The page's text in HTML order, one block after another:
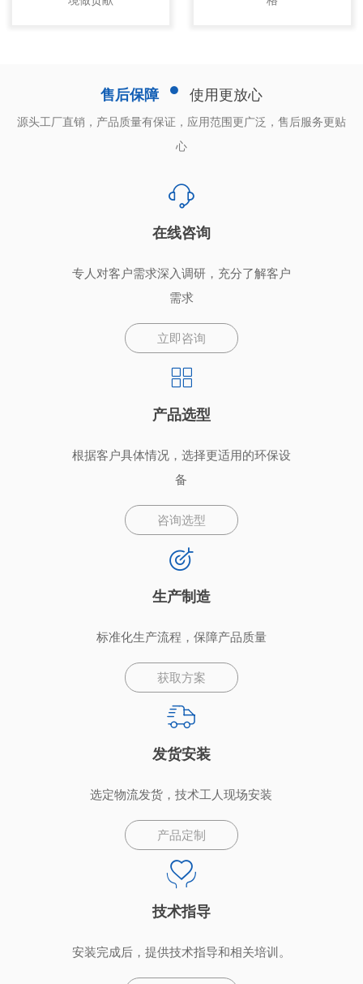
售后保障 使用更放心
源头工厂直销，产品质量有保证，应用范围更广泛，售后服务更贴
心
在线咨询
专人对客户需求深入调研，充分了解客户
需求
立即咨询
产品选型
根据客户具体情况，选择更适用的环保设
备
咨询选型
生产制造
标准化生产流程，保障产品质量
获取方案
发货安装
选定物流发货，技术工人现场安装
产品定制
技术指导
安装完成后，提供技术指导和相关培训。